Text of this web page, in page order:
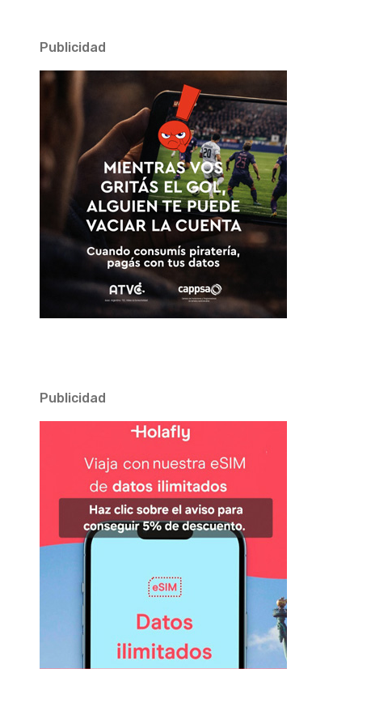
Publicidad
Publicidad